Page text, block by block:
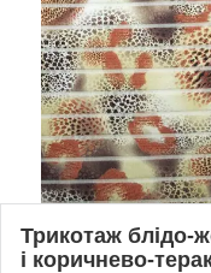
Трикотаж блідо-
і коричнево-